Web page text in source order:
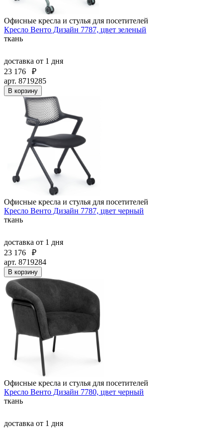
Офисные кресла и стулья для посетителей
Кресло Венто Дизайн 7787, цвет зеленый
ткань
доставка от 1 дня
23 176
₽
арт. 8719285
В корзину
Офисные кресла и стулья для посетителей
Кресло Венто Дизайн 7787, цвет черный
ткань
доставка от 1 дня
23 176
₽
арт. 8719284
В корзину
Офисные кресла и стулья для посетителей
Кресло Венто Дизайн 7780, цвет черный
ткань
доставка от 1 дня